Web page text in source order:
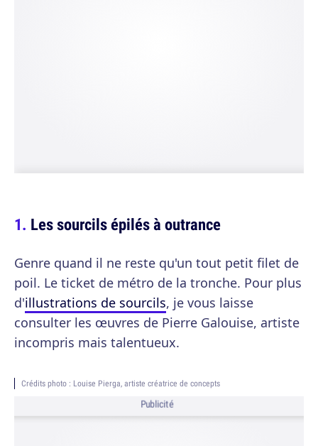
Les sourcils épilés à outrance
Genre quand il ne reste qu'un tout petit filet de
poil. Le ticket de métro de la tronche. Pour plus
d'illustrations de sourcils, je vous laisse
consulter les œuvres de Pierre Galouise, artiste
incompris mais talentueux.
Crédits photo : Louise Pierga, artiste créatrice de concepts
Publicité